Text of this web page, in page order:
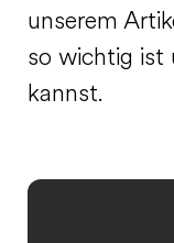
unserem
so wichtig ist
kannst.